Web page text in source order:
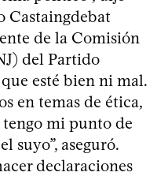
Castaingdebat
de la Comisión
del Partido
esté bien ni mal.
en temas de ética,
tengo mi punto de
suyo”, aseguró.
declaraciones